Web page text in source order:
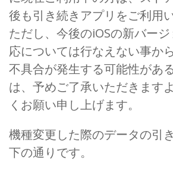
後も引き続きアプリをご利用
ただし、今後のiOSの新バー
応については行なえない事か
不具合が発生する可能性があ
は、予めご了承いただきます
くお願い申し上げます。
機種変更した際のデータの引
下の通りです。